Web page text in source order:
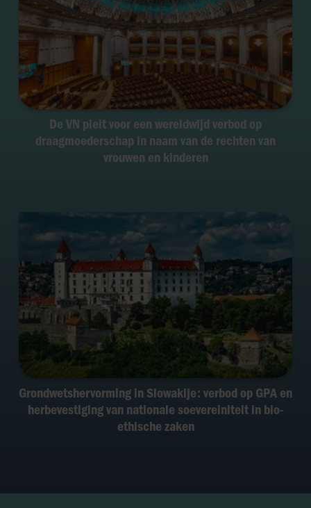
De VN pleit voor een wereldwijd verbod op
draagmoederschap in naam van de rechten van
vrouwen en kinderen
Grondwetshervorming in Slowakije: verbod op GPA en
herbevestiging van nationale soevereiniteit in bio-
ethische zaken